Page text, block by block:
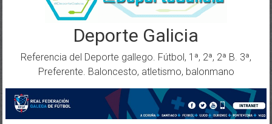
Deporte Galicia
Referencia del Deporte gallego. Fútbol, 1ª, 2ª, 2ª B. 3ª,
Preferente. Baloncesto, atletismo, balonmano